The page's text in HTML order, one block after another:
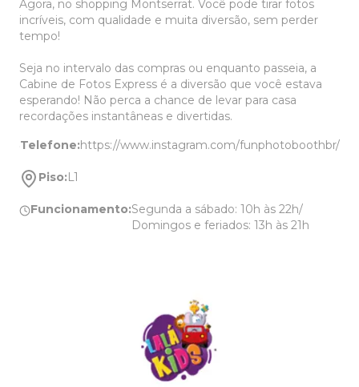
Agora, no shopping Montserrat. Você pode tirar fotos
incríveis, com qualidade e muita diversão, sem perder
tempo!
Seja no intervalo das compras ou enquanto passeia, a
Cabine de Fotos Express é a diversão que você estava
esperando! Não perca a chance de levar para casa
recordações instantâneas e divertidas.
Telefone:https://www.instagram.com/funphotoboothbr/
Piso: L1
Funcionamento:Segunda a sábado: 10h às 22h/
Domingos e feriados: 13h às 21h